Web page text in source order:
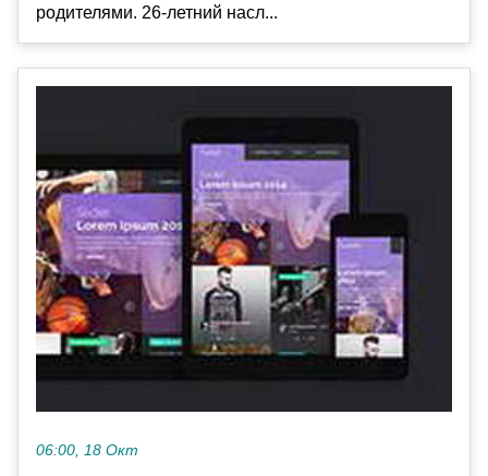
родителями. 26-летний насл...
06:00, 18 Окт